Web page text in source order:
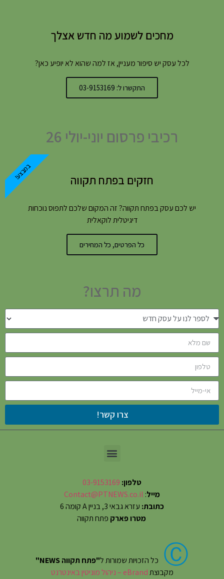
מחכים לשמוע מה חדש אצלך
לכל עסק יש סיפור מעניין, אז למה שהוא לא יופיע כאן?
התקשרו ל: 03-9153169
רכיבי פרסום יוני-יולי 26
חזקים בפתח תקווה
יש לכם עסק בפתח תקווה? זה המקום שלכם לתפוס נוכחות
דיגיטלית לוקאלית
כל הפרטים, כל המחירים
במבצע!
מה תרצו?
צרו קשר!
טלפון: 03-9153169
מייל:
Contact@PTNEWS.co.il
כתובת: עזרא גבאי 3, בניין A קומה 6
מטרו פארק פתח תקווה
Ⓒ כל הזכויות שמורות ל"פתח תקווה NEWS"
מקבוצתeBrand – ניהול מוניטין באינטרנט